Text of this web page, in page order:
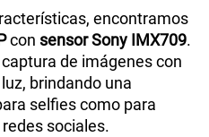
32MP
encontramos
con sensor Sony IMX709.
de imágenes con
brindando una
selfies como para
sociales.